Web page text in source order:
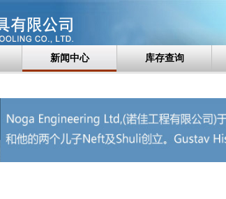
新闻中心 库存查询